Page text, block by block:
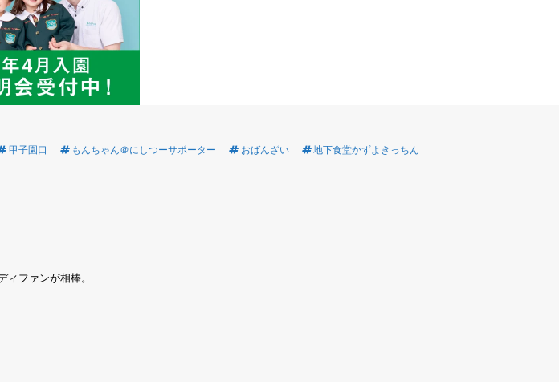
甲子園口 もんちゃん＠にしつーサポーター おばんざい 地下食堂かずよきっちん
ファンが相棒。